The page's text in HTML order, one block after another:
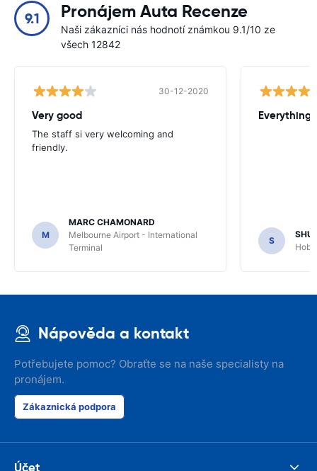
9.1 Pronájem Auta Recenze
Naši zákazníci nás hodnotí známkou 9.1/10 ze
všech 12842
30-12-2020
Very good
The staff si very welcoming and
friendly.
M
MARC CHAMONARD
Melbourne Airport - International
Terminal
Everything
S
Nápověda a kontakt
Potřebujete pomoc? Obraťte se na naše specialisty na
pronájem.
Zákaznická podpora
Účet